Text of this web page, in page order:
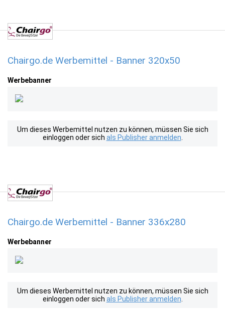
Chairgo.de Werbemittel - Banner 320x50
Werbebanner
Um dieses Werbemittel nutzen zu können, müssen Sie sich
einloggen oder sich als Publisher anmelden
Chairgo.de Werbemittel - Banner 336x280
Werbebanner
Um dieses Werbemittel nutzen zu können, müssen Sie sich
einloggen oder sich als Publisher anmelden